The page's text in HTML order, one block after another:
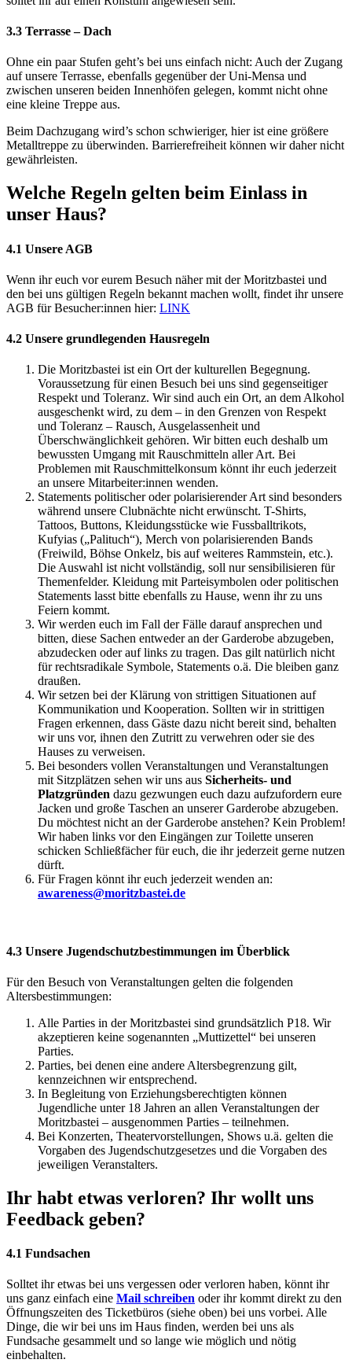
3.3 Terrasse – Dach
Ohne ein paar Stufen geht’s bei uns einfach nicht: Auch der Zugang
auf unsere Terrasse, ebenfalls gegenüber der Uni-Mensa und
zwischen unseren beiden Innenhöfen gelegen, kommt nicht ohne
eine kleine Treppe aus.
Beim Dachzugang wird’s schon schwieriger, hier ist eine größere
Metalltreppe zu überwinden. Barrierefreiheit können wir daher nicht
gewährleisten.
Welche Regeln gelten beim Einlass in
unser Haus?
4.1 Unsere AGB
Wenn ihr euch vor eurem Besuch näher mit der Moritzbastei und
den bei uns gültigen Regeln bekannt machen wollt, findet ihr unsere
AGB für Besucher:innen hier: LINK
4.2 Unsere grundlegenden Hausregeln
Die Moritzbastei ist ein Ort der kulturellen Begegnung.
Voraussetzung für einen Besuch bei uns sind gegenseitiger
Respekt und Toleranz. Wir sind auch ein Ort, an dem Alkohol
ausgeschenkt wird, zu dem – in den Grenzen von Respekt
und Toleranz – Rausch, Ausgelassenheit und
Überschwänglichkeit gehören. Wir bitten euch deshalb um
bewussten Umgang mit Rauschmitteln aller Art. Bei
Problemen mit Rauschmittelkonsum könnt ihr euch jederzeit
an unsere Mitarbeiter:innen wenden.
Statements politischer oder polarisierender Art sind besonders
während unsere Clubnächte nicht erwünscht. T-Shirts,
Tattoos, Buttons, Kleidungsstücke wie Fussballtrikots,
Kufyias („Palituch“), Merch von polarisierenden Bands
(Freiwild, Böhse Onkelz, bis auf weiteres Rammstein, etc.).
Die Auswahl ist nicht vollständig, soll nur sensibilisieren für
Themenfelder. Kleidung mit Parteisymbolen oder politischen
Statements lasst bitte ebenfalls zu Hause, wenn ihr zu uns
Feiern kommt.
Wir werden euch im Fall der Fälle darauf ansprechen und
bitten, diese Sachen entweder an der Garderobe abzugeben,
abzudecken oder auf links zu tragen. Das gilt natürlich nicht
für rechtsradikale Symbole, Statements o.ä. Die bleiben ganz
draußen.
Wir setzen bei der Klärung von strittigen Situationen auf
Kommunikation und Kooperation. Sollten wir in strittigen
Fragen erkennen, dass Gäste dazu nicht bereit sind, behalten
wir uns vor, ihnen den Zutritt zu verwehren oder sie des
Hauses zu verweisen.
Bei besonders vollen Veranstaltungen und Veranstaltungen
mit Sitzplätzen sehen wir uns aus Sicherheits- und
Platzgründen dazu gezwungen euch dazu aufzufordern eure
Jacken und große Taschen an unserer Garderobe abzugeben.
Du möchtest nicht an der Garderobe anstehen? Kein Problem!
Wir haben links vor den Eingängen zur Toilette unseren
schicken Schließfächer für euch, die ihr jederzeit gerne nutzen
dürft.
Für Fragen könnt ihr euch jederzeit wenden an:
awareness@moritzbastei.de
4.3 Unsere Jugendschutzbestimmungen im Überblick
Für den Besuch von Veranstaltungen gelten die folgenden
Altersbestimmungen:
Alle Parties in der Moritzbastei sind grundsätzlich P18. Wir
akzeptieren keine sogenannten „Muttizettel“ bei unseren
Parties.
Parties, bei denen eine andere Altersbegrenzung gilt,
kennzeichnen wir entsprechend.
In Begleitung von Erziehungsberechtigten können
Jugendliche unter 18 Jahren an allen Veranstaltungen der
Moritzbastei – ausgenommen Parties – teilnehmen.
Bei Konzerten, Theatervorstellungen, Shows u.ä. gelten die
Vorgaben des Jugendschutzgesetzes und die Vorgaben des
jeweiligen Veranstalters.
Ihr habt etwas verloren? Ihr wollt uns
Feedback geben?
4.1 Fundsachen
Solltet ihr etwas bei uns vergessen oder verloren haben, könnt ihr
uns ganz einfach eine Mail schreiben oder ihr kommt direkt zu den
Öffnungszeiten des Ticketbüros (siehe oben) bei uns vorbei. Alle
Dinge, die wir bei uns im Haus finden, werden bei uns als
Fundsache gesammelt und so lange wie möglich und nötig
einbehalten.